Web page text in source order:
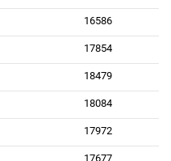
16586
17854
18479
18084
17972
17677